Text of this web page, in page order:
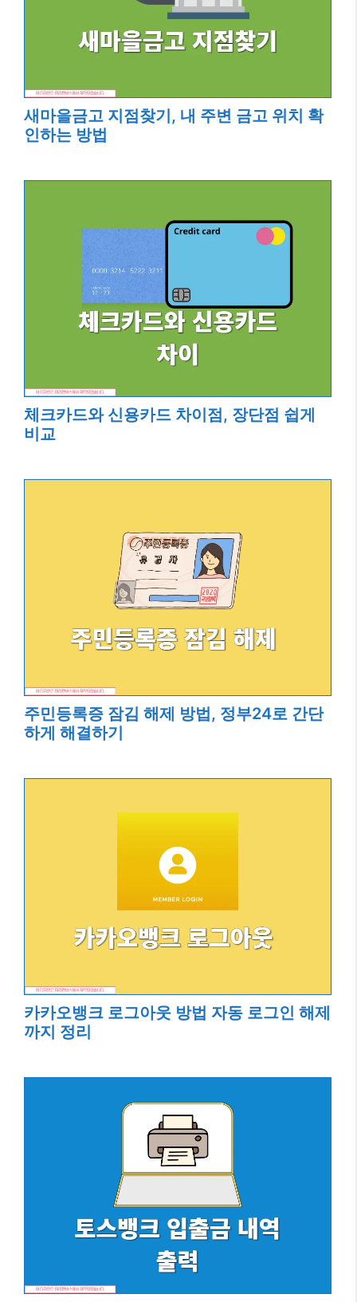
새마을금고 지점찾기, 내 주변 금고 위치 확
인하는 방법
체크카드와 신용카드 차이점, 장단점 쉽게
비교
주민등록증 잠김 해제 방법, 정부24로 간단
하게 해결하기
카카오뱅크 로그아웃 방법 자동 로그인 해제
까지 정리